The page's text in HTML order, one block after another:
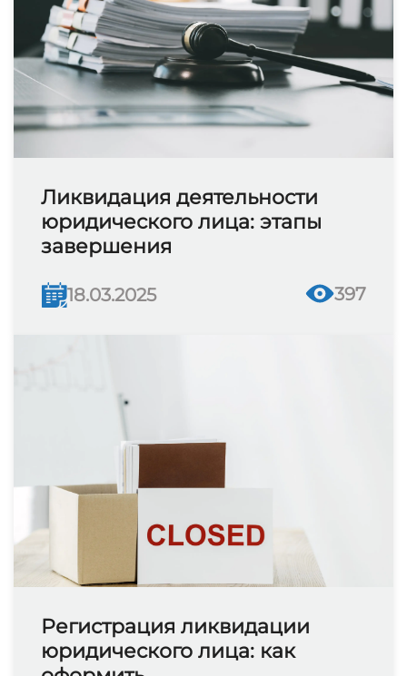
Ликвидация деятельности
юридического лица: этапы
завершения
18.03.2025 397
Регистрация ликвидации
юридического лица: как